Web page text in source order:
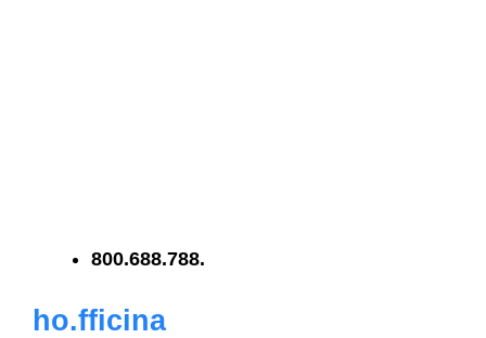
800.688.788.
ho.fficina